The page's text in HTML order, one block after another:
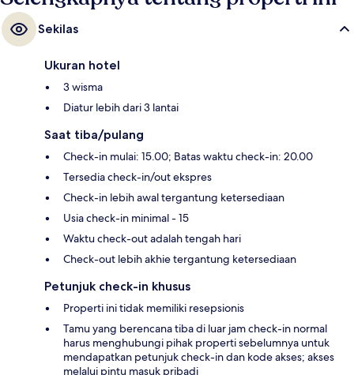
Sekilas
Ukuran hotel
3 wisma
Diatur lebih dari 3 lantai
Saat tiba/pulang
Check-in mulai: 15.00; Batas waktu check-in: 20.00
Tersedia check-in/out ekspres
Check-in lebih awal tergantung ketersediaan
Usia check-in minimal - 15
Waktu check-out adalah tengah hari
Check-out lebih akhie tergantung ketersediaan
Petunjuk check-in khusus
Properti ini tidak memiliki resepsionis
Tamu yang berencana tiba di luar jam check-in normal
harus menghubungi pihak properti sebelumnya untuk
mendapatkan petunjuk check-in dan kode akses; akses
melalui pintu masuk pribadi